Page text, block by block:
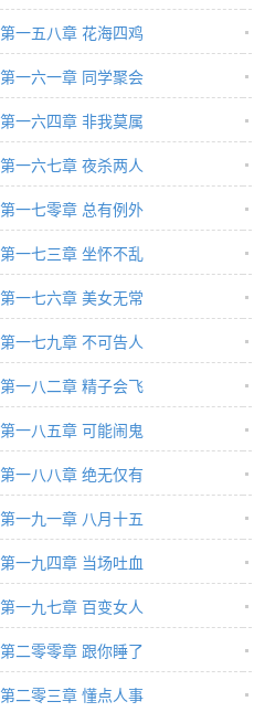
第一五八章 花海四鸡
第一六一章 同学聚会
第一六四章 非我莫属
第一六七章 夜杀两人
第一七零章 总有例外
第一七三章 坐怀不乱
第一七六章 美女无常
第一七九章 不可告人
第一八二章 精子会飞
第一八五章 可能闹鬼
第一八八章 绝无仅有
第一九一章 八月十五
第一九四章 当场吐血
第一九七章 百变女人
第二零零章 跟你睡了
第二零三章 懂点人事